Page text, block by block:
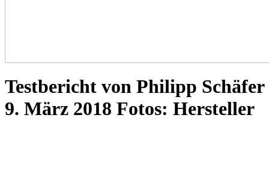
Testbericht von Philipp Schäfer
9. März 2018 Fotos: Hersteller